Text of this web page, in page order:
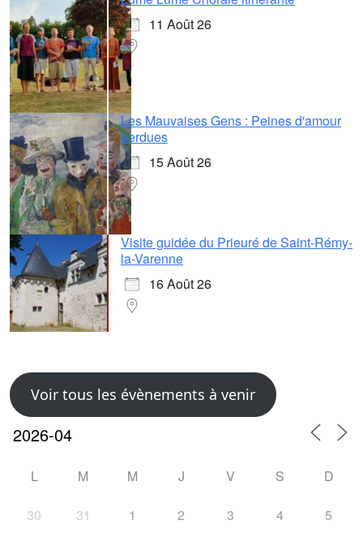
11 Août 26
Les Mauvaises Gens : Peines d'amour
perdues
15 Août 26
Visite guidée du Prieuré de Saint-Rémy-
la-Varenne
16 Août 26
Voir tous les évènements à venir
L M M J V S D
30 31 1 2 3 4 5